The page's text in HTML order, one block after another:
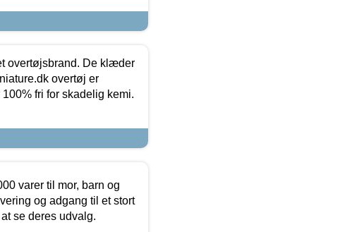
overtøjsbrand. De klæder
overtøj er
fri for skadelig kemi.
varer til mor, barn og
og adgang til et stort
se deres udvalg.